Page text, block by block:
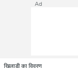
Ad
खिलाड़ी का विवरण